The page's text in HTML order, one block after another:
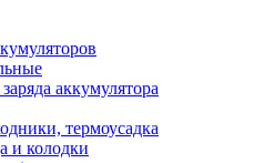
аккумулятора
термоусадка
и колодки